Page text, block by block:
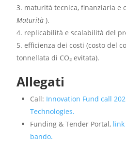
maturità tecnica, finanziaria e
Maturità).
replicabilità e scalabilità del
efficienza dei costi (costo del
tonnellata di CO₂ evitata).
Allegati
Call: Innovation Fund call
Technologies.
Funding & Tender Portal,
bando.